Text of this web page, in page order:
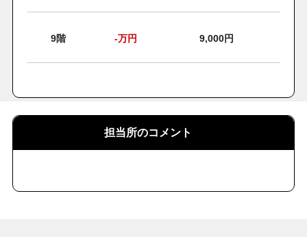
9階 -万円 9,000円
担当所のコメント